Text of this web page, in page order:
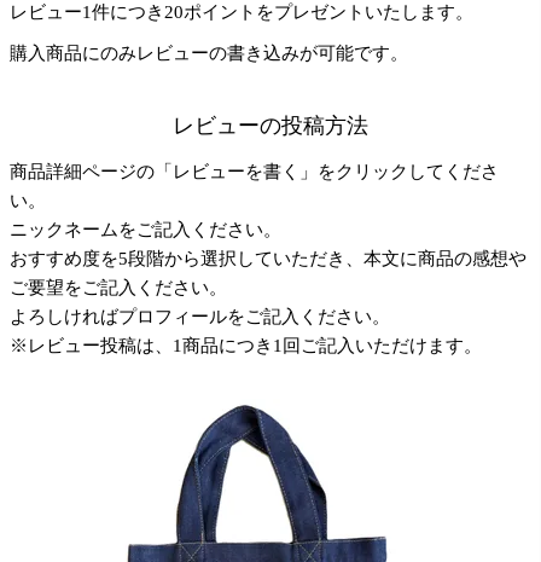
レビュー1件につき20ポイントをプレゼントいたします。
購入商品にのみレビューの書き込みが可能です。
レビューの投稿方法
商品詳細ページの「レビューを書く」をクリックしてくださ
い。
ニックネームをご記入ください。
おすすめ度を5段階から選択していただき、本文に商品の感想や
ご要望をご記入ください。
よろしければプロフィールをご記入ください。
※レビュー投稿は、1商品につき1回ご記入いただけます。